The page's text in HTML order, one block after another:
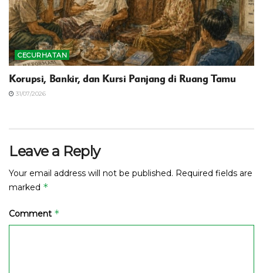
CECURHATAN
Korupsi, Bankir, dan Kursi Panjang di Ruang Tamu
31/07/2026
Leave a Reply
Your email address will not be published. Required fields are
marked *
Comment *